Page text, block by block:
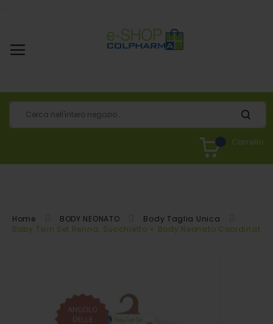
. .
Carrello
Home BODY NEONATO
Body Taglia Unica
Baby Twin Set Renna: Succhietto + Body Neonato Coordinati
della
galleria